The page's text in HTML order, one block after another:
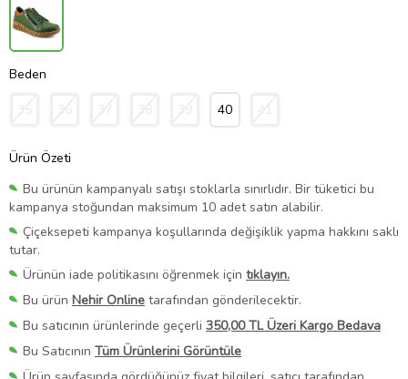
Beden
35 36 37 38 39 40 41
Ürün Özeti
Bu ürünün kampanyalı satışı stoklarla sınırlıdır. Bir tüketici bu
kampanya stoğundan maksimum 10 adet satın alabilir.
Çiçeksepeti kampanya koşullarında değişiklik yapma hakkını saklı
tutar.
Ürünün iade politikasını öğrenmek için tıklayın.
Bu ürün Nehir Online tarafından gönderilecektir.
Bu satıcının ürünlerinde geçerli 350,00 TL Üzeri Kargo Bedava
Bu Satıcının Tüm Ürünlerini Görüntüle